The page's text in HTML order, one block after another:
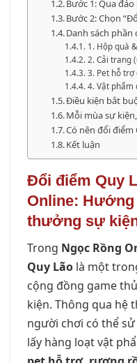
Bước 1: Qua
Bước 2: Chọn
Danh sách phần
1. Hộp quà
2. Cải trang
3. Pet hỗ trợ
4. Vật phẩm
Điều kiện bắt
Mỗi mùa sự
Có nên đổi điểm
Kết luận
Đổi điểm Quy
Online:
thưởng sự
Trong Ngọc Rồng
Quy Lão là một
cộng đồng game
kiện. Thông qua hệ
người chơi có thể
lấy hàng loạt vật